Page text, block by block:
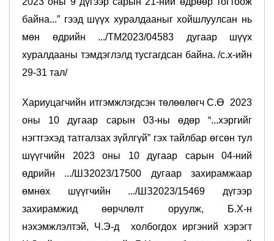
байна...” гээд шүүх хуралдааныг хойшлуулсан нь
мөн өдрийн .../ТМ2023/04583 дугаар шүүх
хуралдааны тэмдэглэлд тусгагдсан байна. /с.х-ийн
29-31 тал/
Хариуцагчийн итгэмжлэгдсэн төлөөлөгч С.Ө 2023
оны 10 дугаар сарын 03-ны өдөр “...хэргийг
нэгтгэхэд татгалзах зүйлгүй” гэх тайлбар өгсөн тул
шүүгчийн 2023 оны 10 дугаар сарын 04-ний
өдрийн .../ШЗ2023/17500 дугаар захирамжаар
өмнөх шүүгчийн .../ШЗ2023/15469 дүгээр
захирамжид өөрчлөлт оруулж, Б.Х-н
нэхэмжлэлтэй, Ч.Э-д холбогдох иргэний хэрэгт